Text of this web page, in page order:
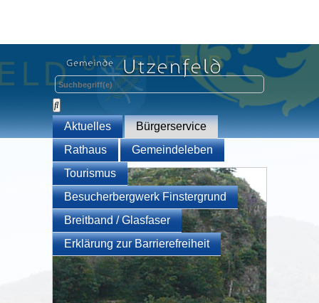
Aktuelles
Bürgerservice
Rathaus
Gemeindeleben
Tourismus
Besucherbergwerk Finstergrund
Breitband / Glasfaser
Erklärung zur Barrierefreiheit